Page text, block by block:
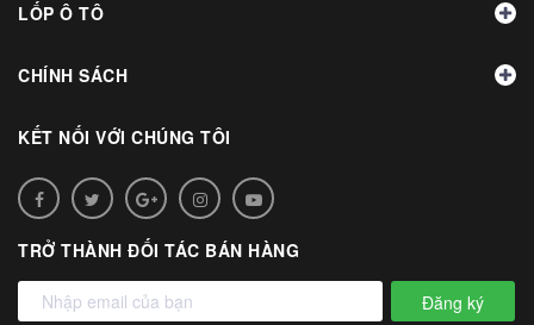
LỐP Ô TÔ
CHÍNH SÁCH
KẾT NỐI VỚI CHÚNG TÔI
TRỞ THÀNH ĐỐI TÁC BÁN HÀNG
Đăng ký